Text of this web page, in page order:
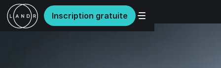
Inscription gratuite